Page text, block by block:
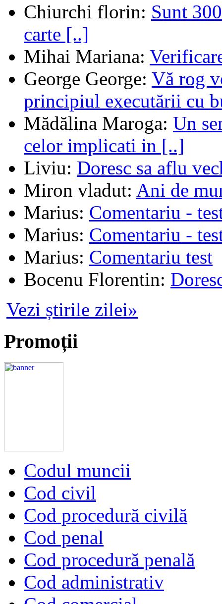
Chiurchi florin: Sunt
carte [..]
Mihai Mariana:
George George: Vă rog
principiul executării cu
Mădălina Maroga: Un
celor implicati in [..]
Liviu: Doresc sa aflu
Miron vladut: Ani de
Marius: Comentariu -
Marius: Comentariu -
Marius: Comentariu test
Bocenu Florentin:
Vezi știrile zilei»
Promoții
Codul muncii
Cod civil
Cod procedură civilă
Cod penal
Cod procedură penală
Cod administrativ